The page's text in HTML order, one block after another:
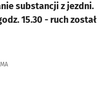
substancji z jezdni.
15.30 - ruch został